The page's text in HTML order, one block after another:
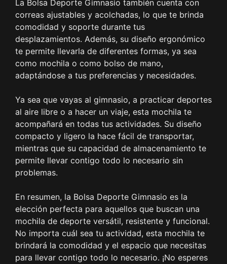
La Bolsa Deporte Gimnasio también cuenta con
correas ajustables y acolchadas, lo que te brinda
comodidad y soporte durante tus
desplazamientos. Además, su diseño ergonómico
te permite llevarla de diferentes formas, ya sea
como mochila o como bolso de mano,
adaptándose a tus preferencias y necesidades.
Ya sea que vayas al gimnasio, a practicar deportes
al aire libre o a hacer un viaje, esta mochila te
acompañará en todas tus actividades. Su diseño
compacto y ligero la hace fácil de transportar,
mientras que su capacidad de almacenamiento te
permite llevar contigo todo lo necesario sin
problemas.
En resumen, la Bolsa Deporte Gimnasio es la
elección perfecta para aquellos que buscan una
mochila de deporte versátil, resistente y funcional.
No importa cuál sea tu actividad, esta mochila te
brindará la comodidad y el espacio que necesitas
para llevar contigo todo lo necesario. ¡No esperes